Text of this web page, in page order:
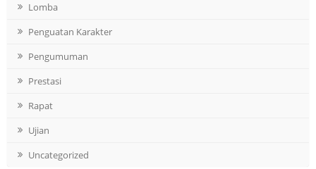
Lomba
Penguatan Karakter
Pengumuman
Prestasi
Rapat
Ujian
Uncategorized